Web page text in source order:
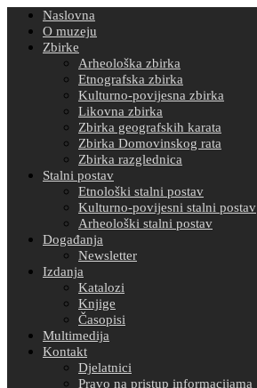
Naslovna
O muzeju
Zbirke
Arheološka zbirka
Etnografska zbirka
Kulturno-povijesna zbirka
Likovna zbirka
Zbirka geografskih karata
Zbirka Domovinskog rata
Zbirka razglednica
Stalni postav
Etnološki stalni postav
Kulturno-povijesni stalni postav
Arheološki stalni postav
Događanja
Newsletter
Izdanja
Katalozi
Knjige
Časopisi
Multimedija
Kontakt
Djelatnici
Pravo na pristup informacijama